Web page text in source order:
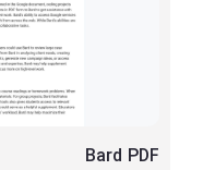
Bard PDF